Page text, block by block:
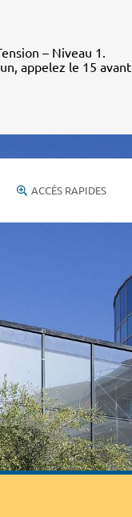
– Niveau 1.
appelez le 15 avant
ACCÈS RAPIDES